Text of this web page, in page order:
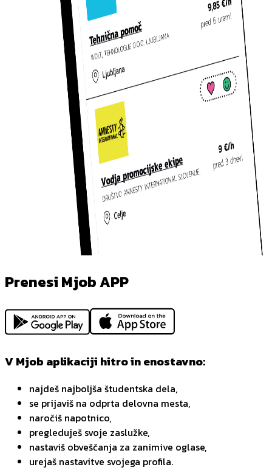
Prenesi Mjob APP
V Mjob aplikaciji hitro in enostavno:
najdeš najboljša študentska dela,
se prijaviš na odprta delovna mesta,
naročiš napotnico,
pregleduješ svoje zaslužke,
nastaviš obveščanja za zanimive oglase,
urejaš nastavitve svojega profila.